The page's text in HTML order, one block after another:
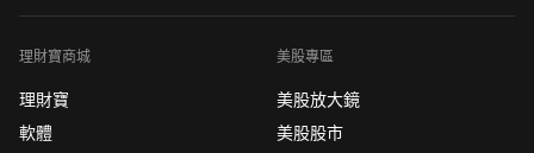
理財寶商城
理財寶
軟體
美股專區
美股放大鏡
美股股市